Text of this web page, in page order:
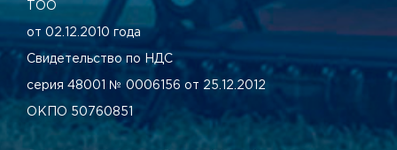
ТОО
от 02.12.2010 года
Свидетельство по НДС
серия 48001 № 0006156 от 25.12.2012
ОКПО 50760851